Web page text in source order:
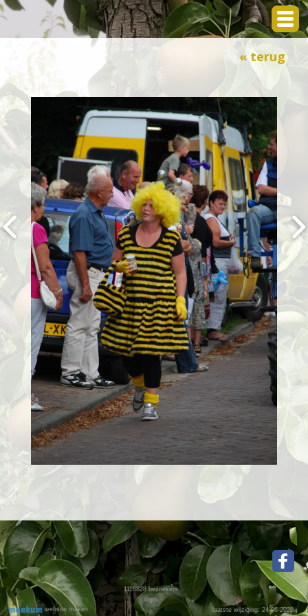
« terug
website maken
1116828 bezoekers
login
laatste wijziging: 24-06-2026